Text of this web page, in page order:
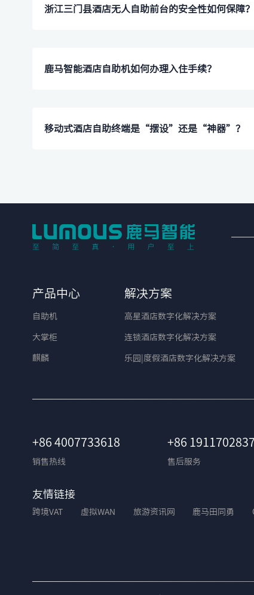
浙江三门县酒店无人自助前台的安全性如何保障？
​鹿马智能酒店自助机如何办理入住手续？
移动式酒店自助终端是“摆设”还是“神器”？
产品中心
自助机
大掌柜
麒麟
解决方案
高星酒店数字化解决方案
连锁酒店数字化解决方案
乐园|度假酒店数字化解决方案
+86 4007733618
销售热线
+86
售后服务
友情链接
跨境VAT 虚拟WAN 旅游资讯网 鹿马田同勇